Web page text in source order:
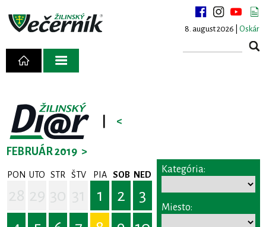
8. august 2026 | Oskár
<
FEBRUÁR 2019 >
PON UTO STR ŠTV PIA SOB NED
1 2
3
Kategória:
Miesto: